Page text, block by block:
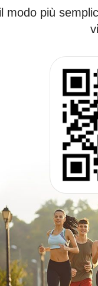
modo più